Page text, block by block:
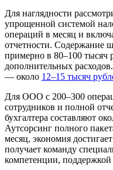
Для наглядности
упрощенной системой
операций в месяц и
отчетности. Содержание
примерно в 80–100 тысяч
дополнительных
— около 12–15 тысяч
Для ООО с 200–300
сотрудников и полной
бухгалтера составляют
Аутсорсинг полного
месяц, экономия
получает команду
компетенции, поддержкой